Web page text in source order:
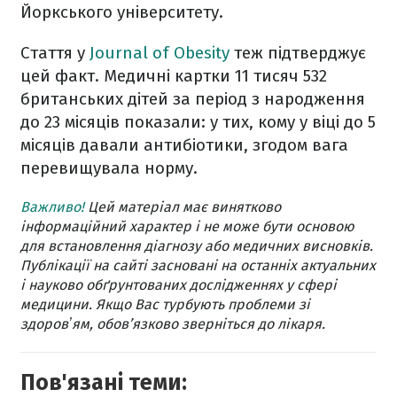
Йоркського університету.
Стаття у Journal of Obesity теж підтверджує
цей факт. Медичні картки 11 тисяч 532
британських дітей за період з народження
до 23 місяців показали: у тих, кому у віці до 5
місяців давали антибіотики, згодом вага
перевищувала норму.
Важливо!Цей матеріал має винятково
інформаційний характер і не може бути основою
для встановлення діагнозу або медичних висновків.
Публікації на сайті засновані на останніх актуальних
і науково обґрунтованих дослідженнях у сфері
медицини. Якщо Вас турбують проблеми зі
здоровʼям, обов’язково зверніться до лікаря.
Пов'язані теми: